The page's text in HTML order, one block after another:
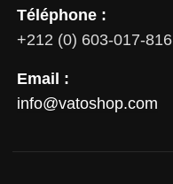
Téléphone :
+212 (0) 603-017-816
Email :
info@vatoshop.com